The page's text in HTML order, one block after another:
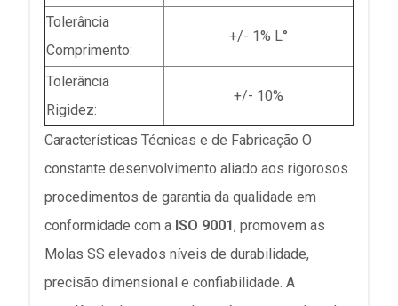
Tolerância
Comprimento:
+/- 1% L°
Tolerância
Rigidez:
+/- 10%
Características Técnicas e de Fabricação O
constante desenvolvimento aliado aos rigorosos
procedimentos de garantia da qualidade em
conformidade com a ISO 9001, promovem as
Molas SS elevados níveis de durabilidade,
precisão dimensional e confiabilidade. A